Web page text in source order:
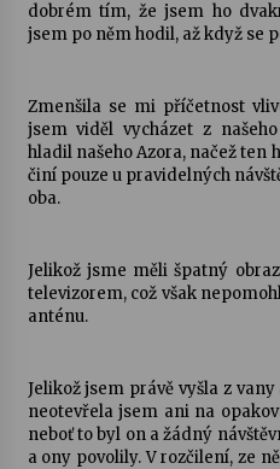
dobrém tím, že jsem ho
jsem po něm hodil, až když se
Zmenšila se mi příčetnost
jsem viděl vycházet z
hladil našeho Azora, načež ten
činí pouze u pravidelných
oba.
Jelikož jsme měli špatný
televizorem, což však
anténu.
Jelikož jsem právě vyšla z
neotevřela jsem ani na
neboť to byl on a žádný
a ony povolily. V rozčilení, ze